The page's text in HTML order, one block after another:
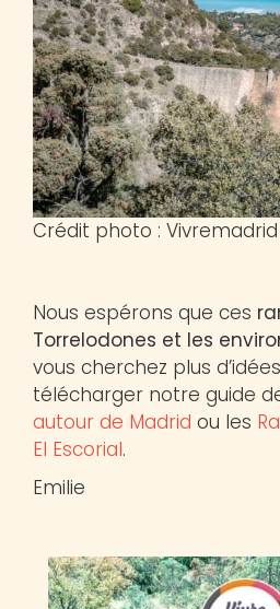
Crédit photo : Vivremadrid
Nous espérons que ces
Torrelodones et les
vous cherchez plus
télécharger notre guide
autour de Madrid ou les
El Escorial.
Emilie